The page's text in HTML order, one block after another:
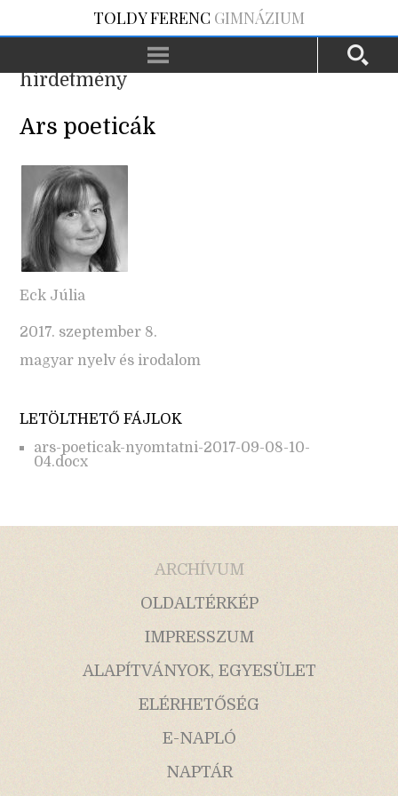
TOLDY FERENC GIMNÁZIUM
hirdetmény
Ars poeticák
Eck Júlia
2017. szeptember 8.
magyar nyelv és irodalom
LETÖLTHETŐ FÁJLOK
ars-poeticak-nyomtatni-2017-09-08-10-
04.docx
ARCHÍVUM
OLDALTÉRKÉP
IMPRESSZUM
ALAPÍTVÁNYOK, EGYESÜLET
ELÉRHETŐSÉG
E-NAPLÓ
NAPTÁR